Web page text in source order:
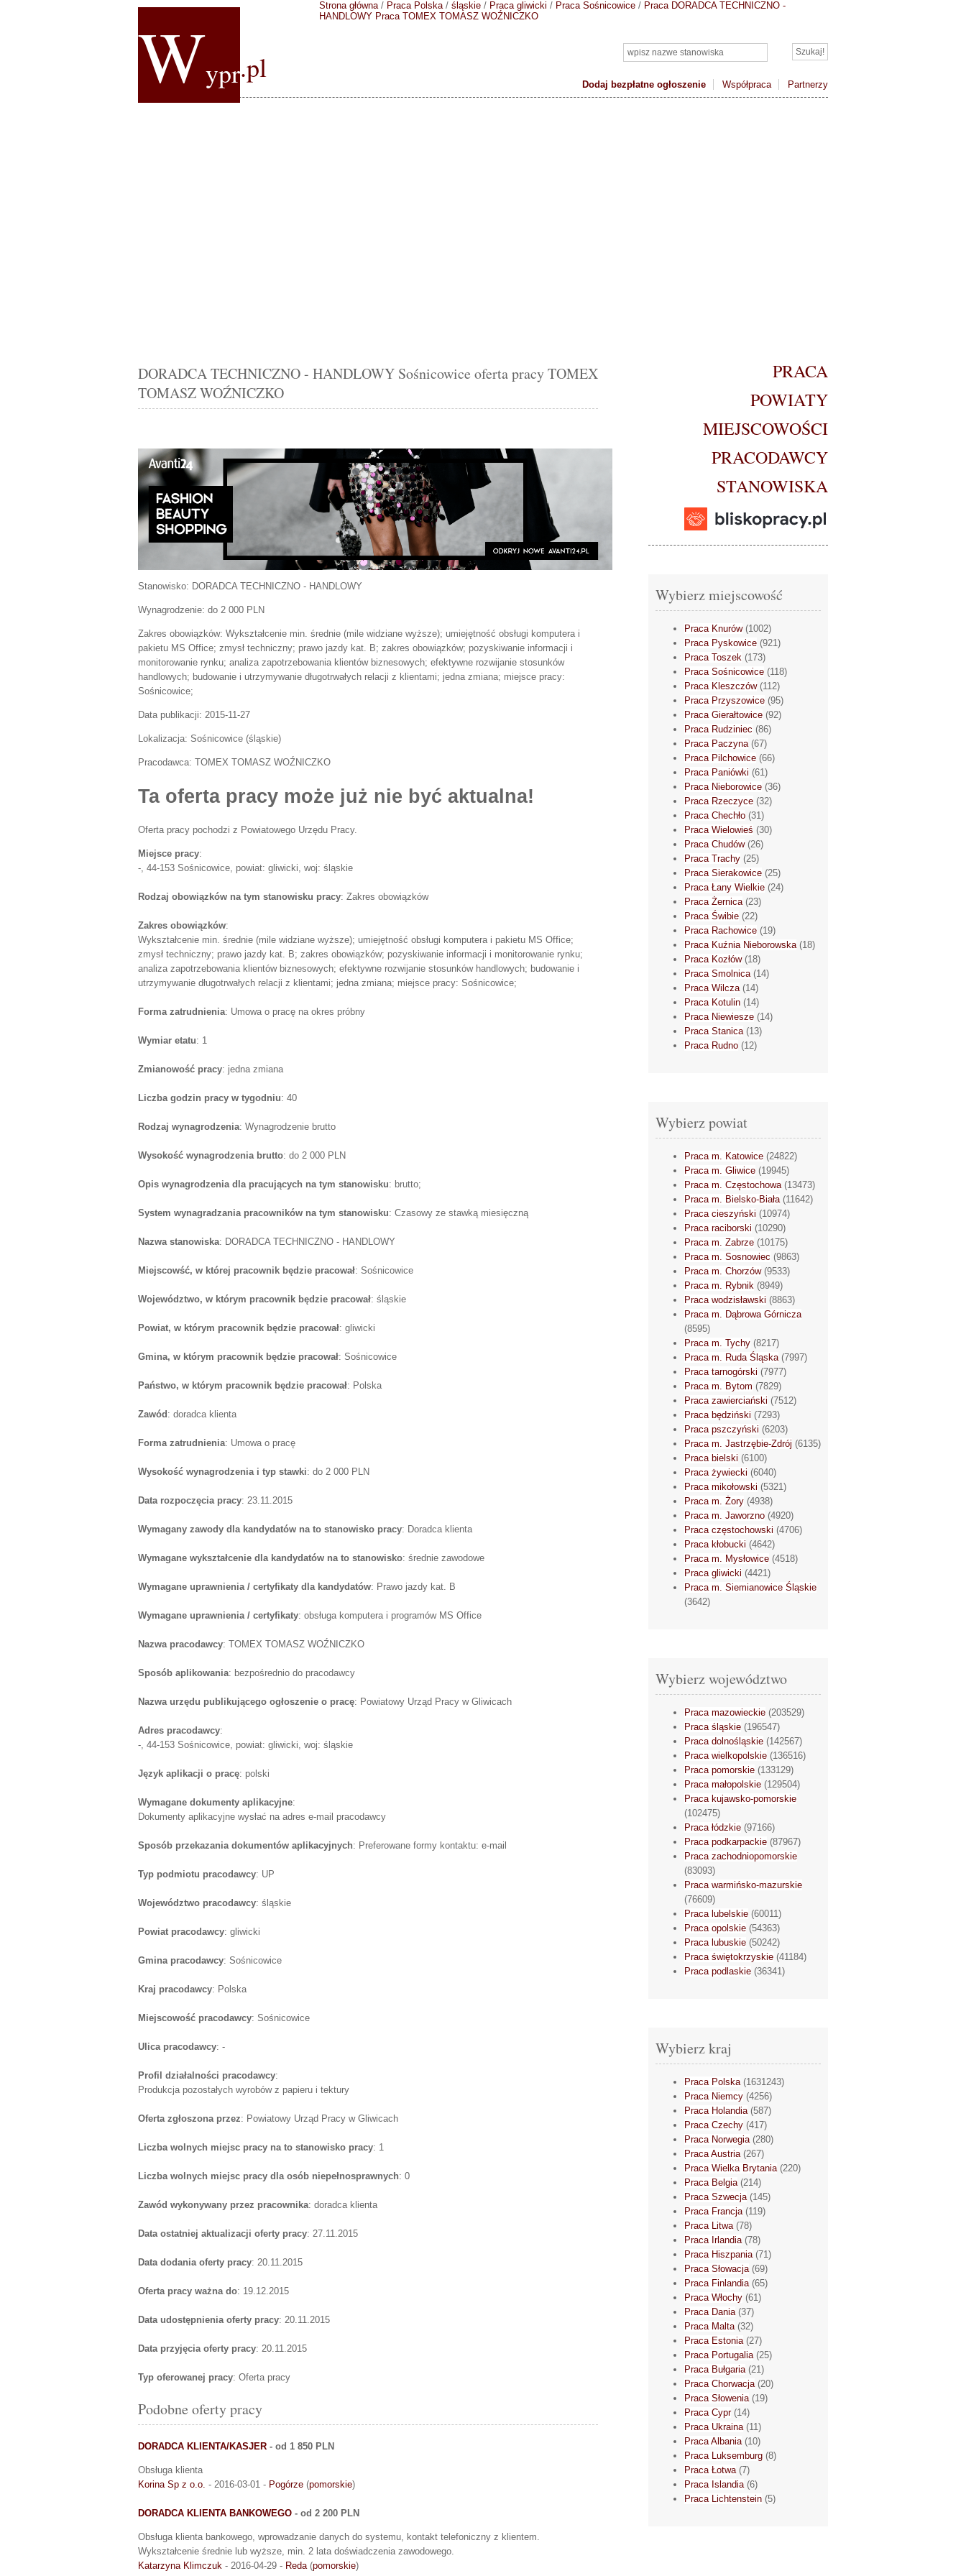
Wypr.pl
Dodaj bezpłatne ogłoszenie Współpraca Partnerzy
Strona główna/ Praca Polska/ śląskie / Praca gliwicki / Praca Sośnicowice / Praca DORADCA TECHNICZNO -
HANDLOWY Praca TOMEX TOMASZ WOŹNICZKO
DORADCA TECHNICZNO - HANDLOWY Sośnicowice oferta pracy TOMEX
TOMASZ WOŹNICZKO
Stanowisko: DORADCA TECHNICZNO - HANDLOWY
Wynagrodzenie: do 2 000 PLN
Zakres obowiązków: Wykształcenie min. średnie (mile widziane wyższe); umiejętność obsługi komputera i
pakietu MS Office; zmysł techniczny; prawo jazdy kat. B; zakres obowiązków; pozyskiwanie informacji i
monitorowanie rynku; analiza zapotrzebowania klientów biznesowych; efektywne rozwijanie stosunków
handlowych; budowanie i utrzymywanie długotrwałych relacji z klientami; jedna zmiana; miejsce pracy:
Sośnicowice;
Data publikacji: 2015-11-27
Lokalizacja: Sośnicowice (śląskie)
Pracodawca: TOMEX TOMASZ WOŹNICZKO
Ta oferta pracy może już nie być aktualna!
Oferta pracy pochodzi z Powiatowego Urzędu Pracy.
Miejsce pracy:
-, 44-153 Sośnicowice, powiat: gliwicki, woj: śląskie
Rodzaj obowiązków na tym stanowisku pracy: Zakres obowiązków
Zakres obowiązków:
Wykształcenie min. średnie (mile widziane wyższe); umiejętność obsługi komputera i pakietu MS Office;
zmysł techniczny; prawo jazdy kat. B; zakres obowiązków; pozyskiwanie informacji i monitorowanie rynku;
analiza zapotrzebowania klientów biznesowych; efektywne rozwijanie stosunków handlowych; budowanie i
utrzymywanie długotrwałych relacji z klientami; jedna zmiana; miejsce pracy: Sośnicowice;
Forma zatrudnienia: Umowa o pracę na okres próbny
Wymiar etatu: 1
Zmianowość pracy: jedna zmiana
Liczba godzin pracy w tygodniu: 40
Rodzaj wynagrodzenia: Wynagrodzenie brutto
Wysokość wynagrodzenia brutto: do 2 000 PLN
Opis wynagrodzenia dla pracujących na tym stanowisku: brutto;
System wynagradzania pracowników na tym stanowisku: Czasowy ze stawką miesięczną
Nazwa stanowiska: DORADCA TECHNICZNO - HANDLOWY
Miejscowść, w której pracownik będzie pracował: Sośnicowice
Województwo, w którym pracownik będzie pracował: śląskie
Powiat, w którym pracownik będzie pracował: gliwicki
Gmina, w którym pracownik będzie pracował: Sośnicowice
Państwo, w którym pracownik będzie pracował: Polska
Zawód: doradca klienta
Forma zatrudnienia: Umowa o pracę
Wysokość wynagrodzenia i typ stawki: do 2 000 PLN
Data rozpoczęcia pracy: 23.11.2015
Wymagany zawody dla kandydatów na to stanowisko pracy: Doradca klienta
Wymagane wykształcenie dla kandydatów na to stanowisko: średnie zawodowe
Wymagane uprawnienia / certyfikaty dla kandydatów: Prawo jazdy kat. B
Wymagane uprawnienia / certyfikaty: obsługa komputera i programów MS Office
Nazwa pracodawcy: TOMEX TOMASZ WOŹNICZKO
Sposób aplikowania: bezpośrednio do pracodawcy
Nazwa urzędu publikującego ogłoszenie o pracę: Powiatowy Urząd Pracy w Gliwicach
Adres pracodawcy:
-, 44-153 Sośnicowice, powiat: gliwicki, woj: śląskie
Język aplikacji o pracę: polski
Wymagane dokumenty aplikacyjne:
Dokumenty aplikacyjne wysłać na adres e-mail pracodawcy
Sposób przekazania dokumentów aplikacyjnych: Preferowane formy kontaktu: e-mail
Typ podmiotu pracodawcy: UP
Województwo pracodawcy: śląskie
Powiat pracodawcy: gliwicki
Gmina pracodawcy: Sośnicowice
Kraj pracodawcy: Polska
Miejscowość pracodawcy: Sośnicowice
Ulica pracodawcy: -
Profil działalności pracodawcy:
Produkcja pozostałych wyrobów z papieru i tektury
Oferta zgłoszona przez: Powiatowy Urząd Pracy w Gliwicach
Liczba wolnych miejsc pracy na to stanowisko pracy: 1
Liczba wolnych miejsc pracy dla osób niepełnosprawnych: 0
Zawód wykonywany przez pracownika: doradca klienta
Data ostatniej aktualizacji oferty pracy: 27.11.2015
Data dodania oferty pracy: 20.11.2015
Oferta pracy ważna do: 19.12.2015
Data udostępnienia oferty pracy: 20.11.2015
Data przyjęcia oferty pracy: 20.11.2015
Typ oferowanej pracy: Oferta pracy
Podobne oferty pracy
DORADCA KLIENTA/KASJER - od 1 850 PLN
Obsługa klienta
Korina Sp z o.o. - 2016-03-01 - Pogórze (pomorskie)
DORADCA KLIENTA BANKOWEGO - od 2 200 PLN
Obsługa klienta bankowego, wprowadzanie danych do systemu, kontakt telefoniczny z klientem.
Wykształcenie średnie lub wyższe, min. 2 lata doświadczenia zawodowego.
Katarzyna Klimczuk - 2016-04-29 - Reda (pomorskie)
PRACA
POWIATY
MIEJSCOWOŚCI
PRACODAWCY
STANOWISKA
Wybierz miejscowość
Praca Knurów(1002)
Praca Pyskowice (921)
Praca Toszek (173)
Praca Sośnicowice (118)
Praca Kleszczów(112)
Praca Przyszowice (95)
Praca Gierałtowice (92)
Praca Rudziniec (86)
Praca Paczyna(67)
Praca Pilchowice (66)
Praca Paniówki (61)
Praca Nieborowice (36)
Praca Rzeczyce (32)
Praca Chechło (31)
Praca Wielowieś (30)
Praca Chudów(26)
Praca Trachy (25)
Praca Sierakowice (25)
Praca Łany Wielkie (24)
Praca Żernica(23)
Praca Świbie (22)
Praca Rachowice (19)
Praca Kuźnia Nieborowska(18)
Praca Kozłów(18)
Praca Smolnica(14)
Praca Wilcza(14)
Praca Kotulin (14)
Praca Niewiesze (14)
Praca Stanica(13)
Praca Rudno (12)
Wybierz powiat
Praca m. Katowice (24822)
Praca m. Gliwice (19945)
Praca m. Częstochowa(13473)
Praca m. Bielsko-Biała(11642)
Praca cieszyński (10974)
Praca raciborski (10290)
Praca m. Zabrze (10175)
Praca m. Sosnowiec (9863)
Praca m. Chorzów(9533)
Praca m. Rybnik (8949)
Praca wodzisławski (8863)
Praca m. Dąbrowa Górnicza
(8595)
Praca m. Tychy (8217)
Praca m. Ruda Śląska(7997)
Praca tarnogórski (7977)
Praca m. Bytom (7829)
Praca zawierciański (7512)
Praca będziński (7293)
Praca pszczyński (6203)
Praca m. Jastrzębie-Zdrój (6135)
Praca bielski (6100)
Praca żywiecki (6040)
Praca mikołowski (5321)
Praca m. Żory (4938)
Praca m. Jaworzno (4920)
Praca częstochowski (4706)
Praca kłobucki (4642)
Praca m. Mysłowice (4518)
Praca gliwicki (4421)
Praca m. Siemianowice Śląskie
(3642)
Wybierz województwo
Praca mazowieckie (203529)
Praca śląskie (196547)
Praca dolnośląskie (142567)
Praca wielkopolskie (136516)
Praca pomorskie (133129)
Praca małopolskie (129504)
Praca kujawsko-pomorskie
(102475)
Praca łódzkie (97166)
Praca podkarpackie (87967)
Praca zachodniopomorskie
(83093)
Praca warmińsko-mazurskie
(76609)
Praca lubelskie (60011)
Praca opolskie (54363)
Praca lubuskie (50242)
Praca świętokrzyskie (41184)
Praca podlaskie (36341)
Wybierz kraj
Praca Polska(1631243)
Praca Niemcy (4256)
Praca Holandia(587)
Praca Czechy (417)
Praca Norwegia(280)
Praca Austria(267)
Praca Wielka Brytania(220)
Praca Belgia(214)
Praca Szwecja(145)
Praca Francja(119)
Praca Litwa(78)
Praca Irlandia(78)
Praca Hiszpania(71)
Praca Słowacja(69)
Praca Finlandia(65)
Praca Włochy (61)
Praca Dania(37)
Praca Malta(32)
Praca Estonia(27)
Praca Portugalia(25)
Praca Bułgaria(21)
Praca Chorwacja(20)
Praca Słowenia(19)
Praca Cypr(14)
Praca Ukraina(11)
Praca Albania(10)
Praca Luksemburg (8)
Praca Łotwa(7)
Praca Islandia(6)
Praca Lichtenstein (5)